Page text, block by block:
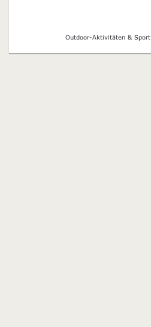
Outdoor-Aktivitäten & Sport